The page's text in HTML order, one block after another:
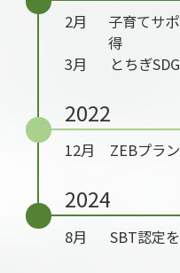
2月
子育てサ
得
3月
とちぎ
2022
12月 ZEBプラ
2024
8月 SBT認定